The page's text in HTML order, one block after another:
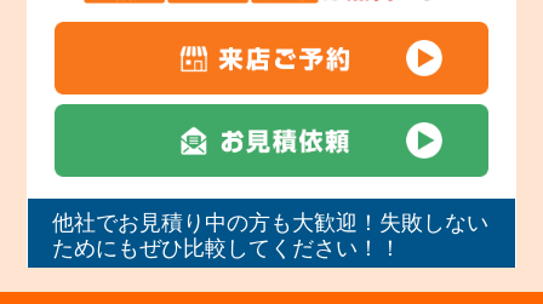
他社でお見積り中の方も大歓迎！失敗しない
ためにもぜひ比較してください！！